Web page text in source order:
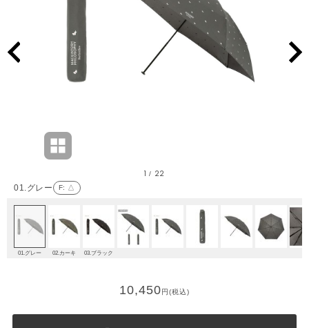
01.グレー F: △
1 / 22
01.グレー 02.カーキ 03.ブラック
10,450円(税込)